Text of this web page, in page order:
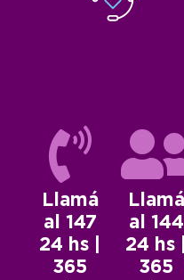
Llamá
al 147
24 hs |
365
Llamá
al 144
24 hs |
365